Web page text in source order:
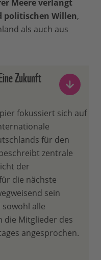
Meere verlangt
politischen Willen,
als auch aus
Zukunft
fokussiert sich auf
für den
zentrale
der
die nächste
sein
alle
die Mitglieder des
angesprochen.